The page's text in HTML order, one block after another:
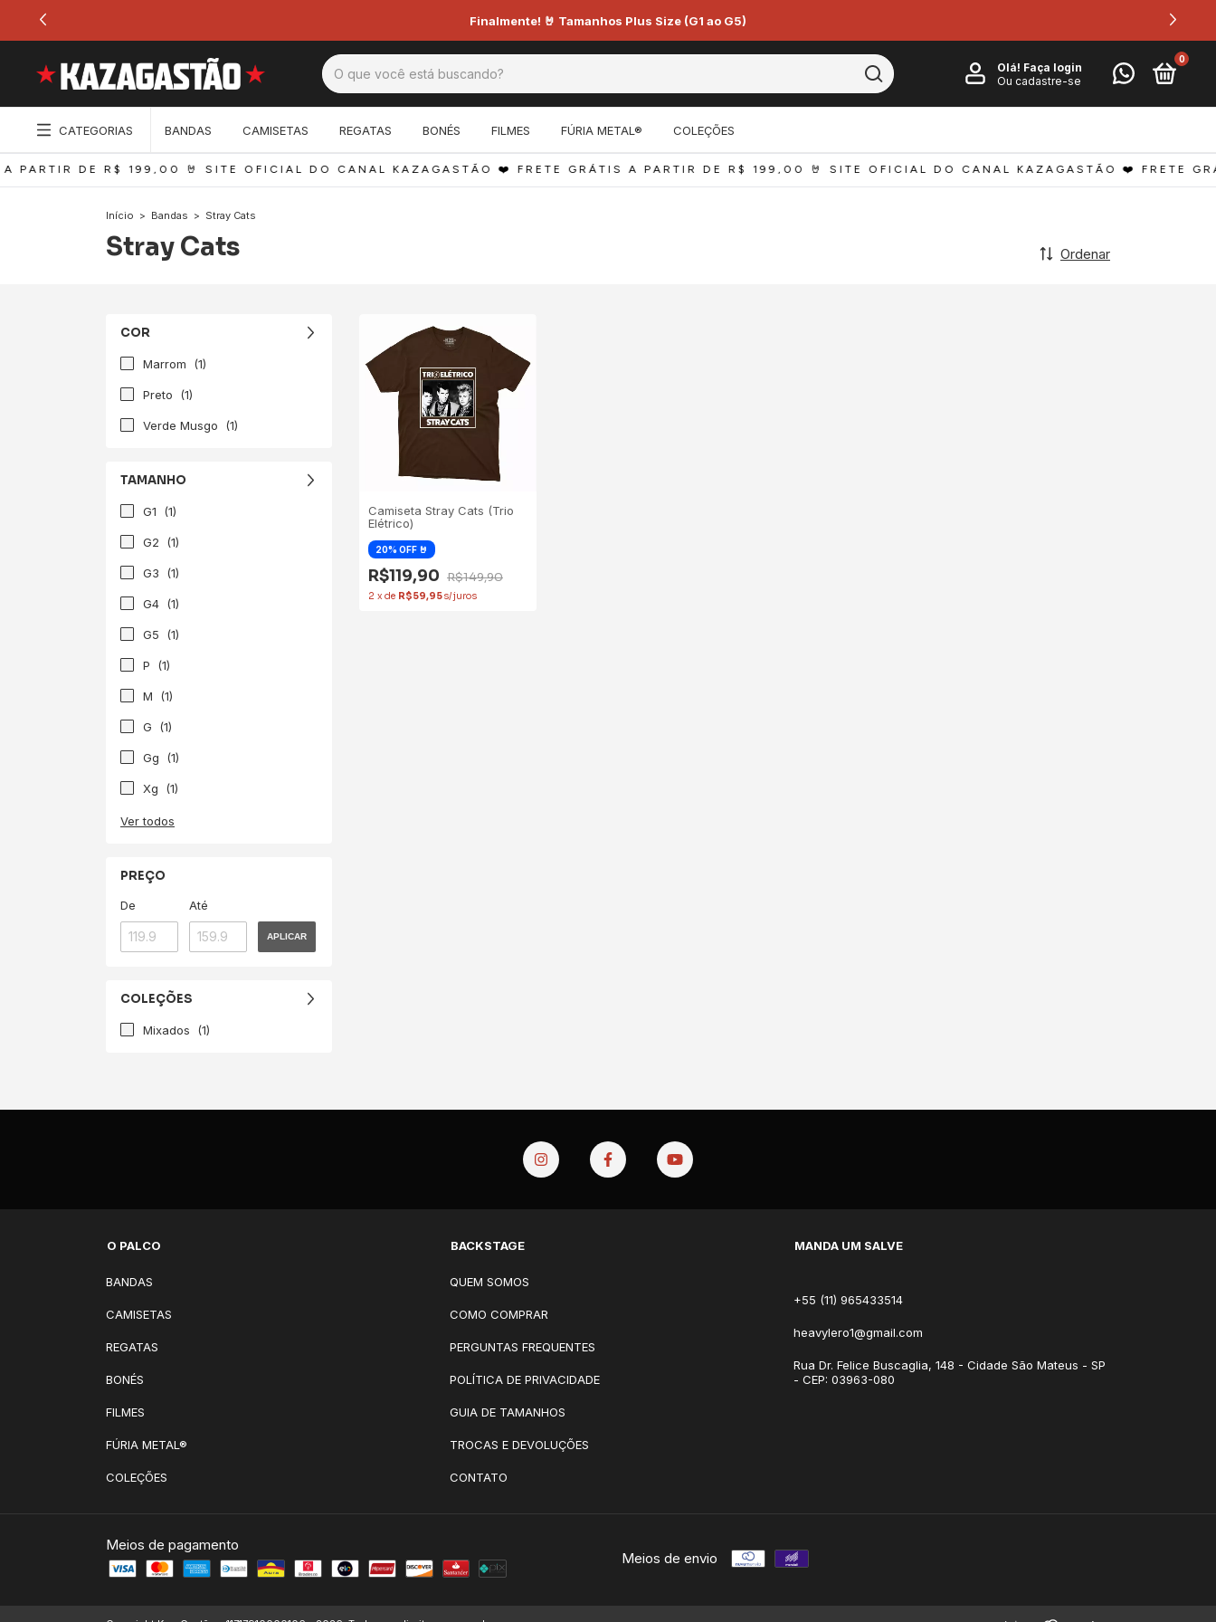
Finalmente! 🤘 Tamanhos Plus Size (G1 ao G5)
Olá! Faça login
Ou cadastre-se
0
CATEGORIAS BANDAS CAMISETAS REGATAS BONÉS FILMES FÚRIA METAL® COLEÇÕES
PARTIR DE R$ 199,00 🤘 SITE OFICIAL DO CANAL KAZAGASTÃO ❤️ FRETE GRÁTIS A PARTIR DE R$ 199,00 🤘 SITE OFICIAL DO CANAL KAZAGASTÃO ❤️ FRETE
Início > Bandas > Stray Cats
Stray Cats Ordenar
COR
Marrom (1)
Preto (1)
Verde Musgo (1)
TAMANHO
G1 (1)
G2 (1)
G3 (1)
G4 (1)
G5 (1)
P (1)
M (1)
G (1)
Gg (1)
Xg (1)
Ver todos
PREÇO
De Até
APLICAR
COLEÇÕES
Mixados (1)
Camiseta Stray Cats (Trio
Elétrico)
R$119,90 R$149,90
2 x de R$59,95
O PALCO
BANDAS
CAMISETAS
REGATAS
BONÉS
FILMES
FÚRIA METAL®
COLEÇÕES
BACKSTAGE
QUEM SOMOS
COMO COMPRAR
PERGUNTAS FREQUENTES
POLÍTICA DE PRIVACIDADE
GUIA DE TAMANHOS
TROCAS E DEVOLUÇÕES
CONTATO
MANDA UM SALVE
+55 (11) 965433514
heavylero1@gmail.com
Rua Dr. Felice Buscaglia, 148 - Cidade São Mateus - SP
- CEP: 03963-080
Meios de pagamento
Meios de envio